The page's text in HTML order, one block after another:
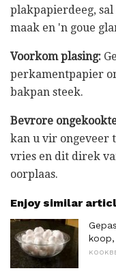
plakpapierdeeg,
maak en 'n goue
Voorkom plasing:
perkamentpapier
bakpan steek.
Bevrore
kan u vir ongeveer
vries en dit direk
oorplaas.
Enjoy similar